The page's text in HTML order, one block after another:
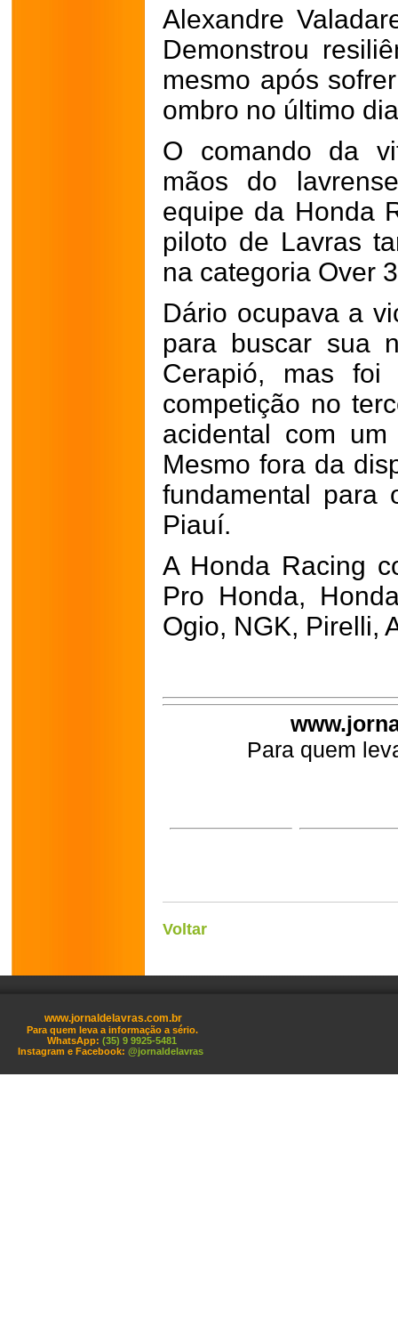
Alexandre
Demonstrou
mesmo após
ombro no último
O comando da
mãos do
equipe da Honda
piloto de Lavras
na categoria Over
Dário ocupava a
para buscar sua
Cerapió, mas foi
competição no
acidental com
Mesmo fora da
fundamental para
Piauí.
A Honda Racing
Pro Honda,
Ogio, NGK, Pirelli,
Para quem
Voltar
www.jornaldelavras.com.br
Para quem leva a informação a sério.
WhatsApp: (35) 9 9925-5481
Instagram e Facebook: @jornaldelavras